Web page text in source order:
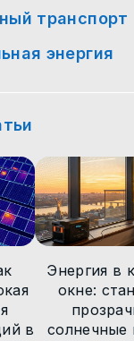
транспорт
энергия
в
Энергия в
окне:
солнечные